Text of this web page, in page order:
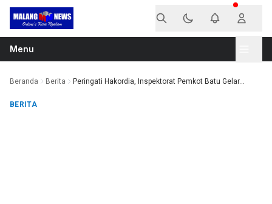
Langsung ke konten
Menu
Beranda Berita Peringati Hakordia, Inspektorat Pemkot Batu Gelar...
BERITA